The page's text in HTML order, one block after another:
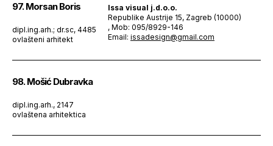
97. Morsan Boris
dipl.ing.arh.; dr.sc, 4485
ovlašteni arhitekt
Issa visual j.d.o.o.
Republike Austrije 15, Zagreb (10000)
, Mob: 095/8929-146
Email: issadesign@gmail.com
98. Mošić Dubravka
dipl.ing.arh., 2147
ovlaštena arhitektica